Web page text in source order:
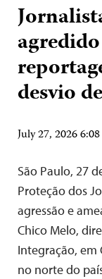
desvio
July 27, 2026
São Paulo, 27
Proteção dos
agressão e
Chico Melo,
Integração, em
no norte do